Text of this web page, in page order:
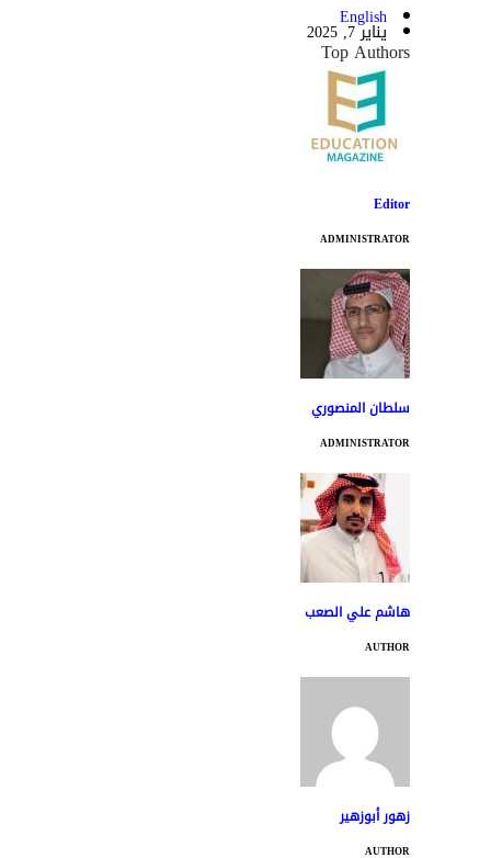
English
يناير 7, 2025
Top Authors
Editor
ADMINISTRATOR
سلطان المنصوري
ADMINISTRATOR
هاشم علي الصعب
AUTHOR
زهور أبوزهير
AUTHOR